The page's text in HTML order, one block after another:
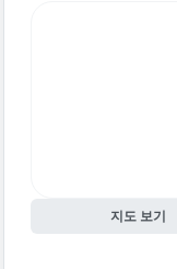
지도 보기